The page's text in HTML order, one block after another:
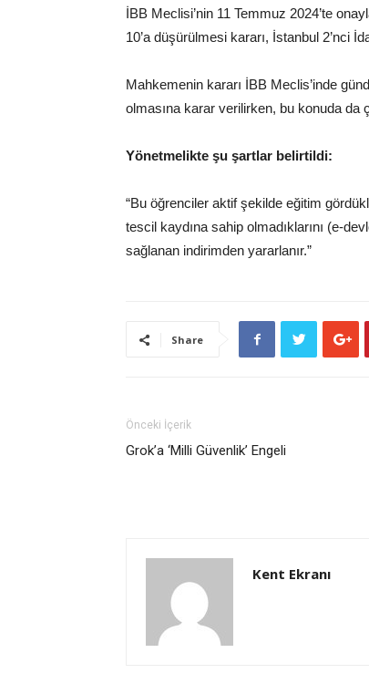
İBB Meclisi’nin 11 Temmuz 2024’te
10’a düşürülmesi kararı, İstanbul 2’nci
Mahkemenin kararı İBB Meclis’inde
olmasına karar verilirken, bu konuda da
Yönetmelikte şu şartlar belirtildi:
“Bu öğrenciler aktif şekilde eğitim
tescil kaydına sahip olmadıklarını (e-
sağlanan indirimden yararlanır.”
Share
Önceki İçerik
Grok’a ‘Milli Güvenlik’ Engeli
Kent Ekranı